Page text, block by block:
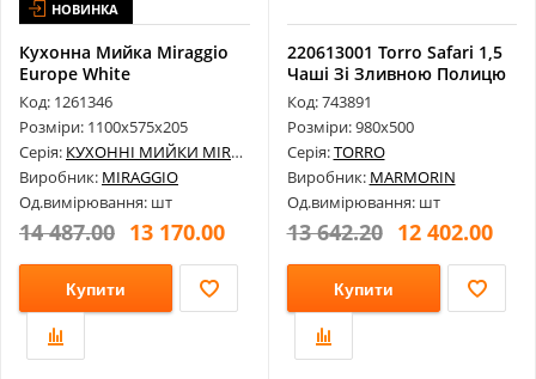
НОВИНКА
Кухонна Мийка Miraggio
Europe White
1100Х575Х205
Код: 1261346
Розміри: 1100х575х205
Серія: КУХОННІ МИЙКИ MIRAGGIO
Виробник: MIRAGGIO
Од.вимірювання: шт
14 487.00 13 170.00
Купити
220613001 Torro Safari 1,5
Чаші Зі Зливною Полицю
Тр...
Код: 743891
Розміри: 980х500
Серія:TORRO
Виробник: MARMORIN
Од.вимірювання: шт
13 642.20 12 402.00
Купити